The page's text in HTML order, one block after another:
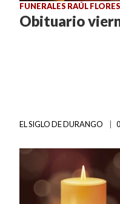
FUNERALES RAÚL FLORES
Obituario
EL SIGLO DE DURANGO